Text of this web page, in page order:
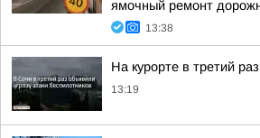
ямочный ремонт
13:38
На курорте в третий
13:19